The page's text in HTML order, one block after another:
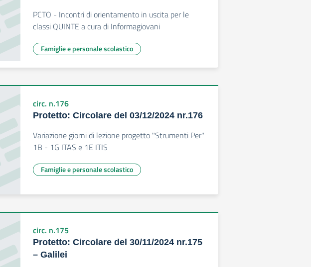
PCTO - Incontri di orientamento in uscita per le
classi QUINTE a cura di Informagiovani
Famiglie e personale scolastico
circ. n.176
Protetto: Circolare del 03/12/2024 nr.176
Variazione giorni di lezione progetto "Strumenti Per"
1B - 1G ITAS e 1E ITIS
Famiglie e personale scolastico
circ. n.175
Protetto: Circolare del 30/11/2024 nr.175
– Galilei